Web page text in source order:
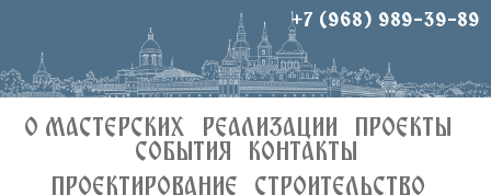
+7 (968) 989-39-89
О МАСТЕРСКИХ РЕАЛИЗАЦИИ
ПРОЕКТЫ
СОБЫТИЯ
КОНТАКТЫ
ПРОЕКТИРОВАНИЕ
СТРОИТЕЛЬСТВО